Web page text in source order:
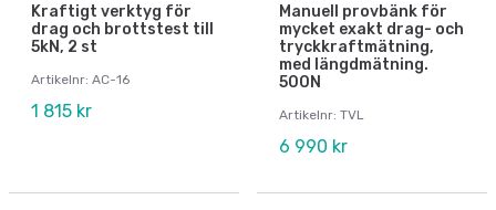
Kraftigt verktyg för
drag och brottstest till
5kN, 2 st
Artikelnr: AC-16
1 815 kr
Manuell provbänk för
mycket exakt drag- och
tryckkraftmätning,
med längdmätning.
500N
Artikelnr: TVL
6 990 kr